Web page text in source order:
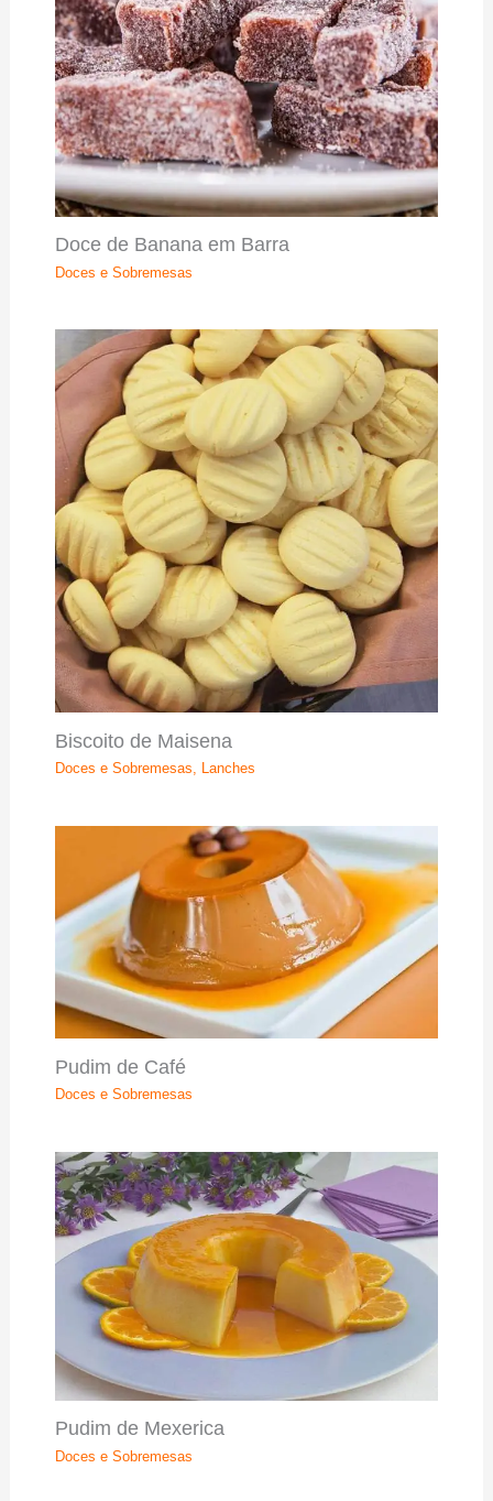
Doce de Banana em Barra
Doces e Sobremesas
Biscoito de Maisena
Doces e Sobremesas, Lanches
Pudim de Café
Doces e Sobremesas
Pudim de Mexerica
Doces e Sobremesas